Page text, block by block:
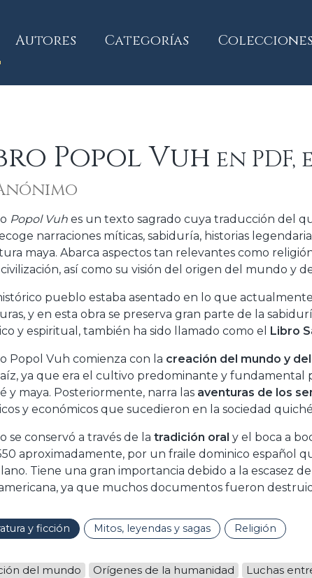
Autores Categorías
Popol Vuh en PDF,
Popol Vuh es un texto sagrado cuya traducción del
narraciones míticas, sabiduría, historias
maya. Abarca aspectos tan relevantes como
así como su visión del origen del mundo y
pueblo estaba asentado en lo que
y en esta obra se preserva gran parte de la
y espiritual, también ha sido llamado como el Libro
Popol Vuh comienza con la creación del mundo y
ya que era el cultivo predominante y fundamental
y maya. Posteriormente, narra las aventuras de los
y económicos que sucedieron en la sociedad
se conservó a través de la tradición oral y el boca a
aproximadamente, por un fraile dominico español
Tiene una gran importancia debido a la escasez
ya que muchos documentos fueron
y ficción Mitos, leyendas y sagas Religión
del mundo Orígenes de la humanidad Luchas